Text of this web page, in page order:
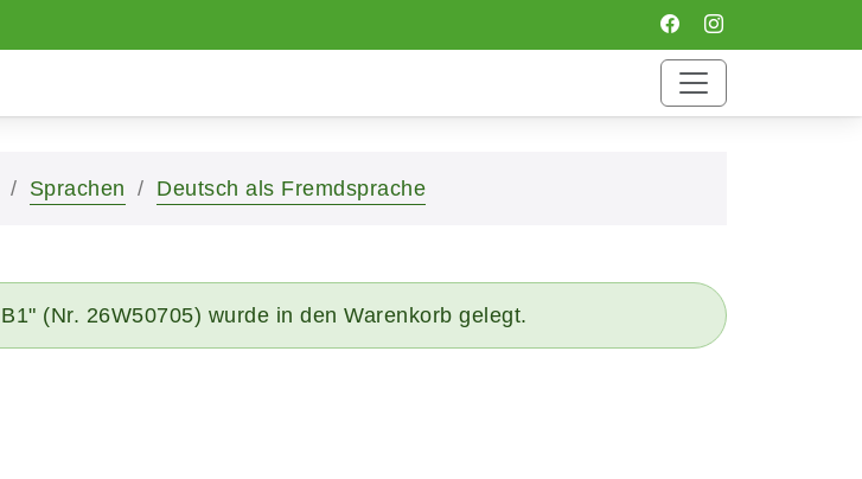
Sprachen Deutsch als Fremdsprache
(Nr. 26W50705) wurde in den Warenkorb gelegt.